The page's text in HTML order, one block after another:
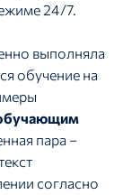
24/7.
выполняла
обучение на
пара –
согласно